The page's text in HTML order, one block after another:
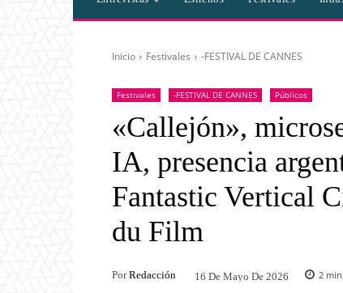
Inicio Festivales -FESTIVAL DE CANNES
Festivales -FESTIVAL DE CANNES Públicos
«Callejón»,
IA, presencia
Fantastic Vertical
du Film
Por Redacción 16 De Mayo De 2026 2